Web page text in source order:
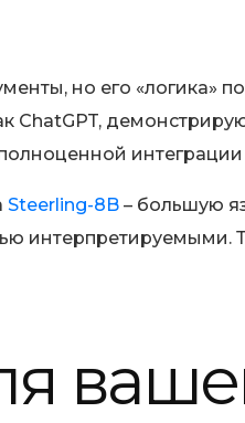
но его «логика»
ChatGPT,
Steerling-8B – большую
интерпретируемыми.